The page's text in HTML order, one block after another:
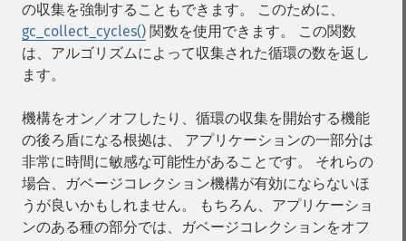
の収集を強制することもできます。 このために、
gc_collect_cycles() 関数を使用できます。 この関数
は、アルゴリズムによって収集された循環の数を返し
ます。
機構をオン／オフしたり、循環の収集を開始する機能
の後ろ盾になる根拠は、 アプリケーションの一部分は
非常に時間に敏感な可能性があることです。 それらの
場合、ガベージコレクション機構が有効にならないほ
うが良いかもしれません。 もちろん、アプリケーショ
ンのある種の部分では、ガベージコレクションをオフ